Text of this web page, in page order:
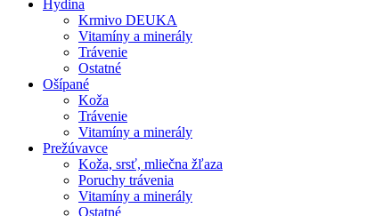
Hydina
Krmivo DEUKA
Vitamíny a minerály
Trávenie
Ostatné
Ošípané
Koža
Trávenie
Vitamíny a minerály
Prežúvavce
Koža, srsť, mliečna žľaza
Poruchy trávenia
Vitamíny a minerály
Ostatné